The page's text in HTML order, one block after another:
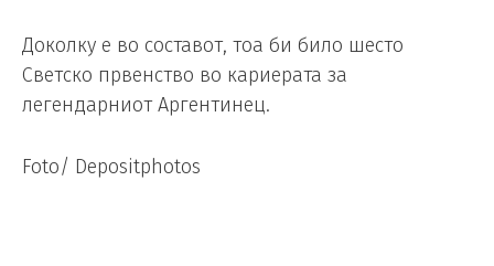
Доколку е во составот, тоа би било шесто
Светско првенство во кариерата за
легендарниот Аргентинец.
Foto/ Depositphotos